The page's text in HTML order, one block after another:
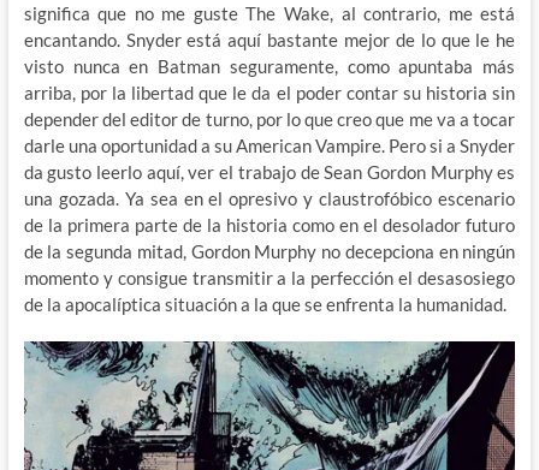
significa que no me guste The Wake, al contrario, me está
encantando. Snyder está aquí bastante mejor de lo que le he
visto nunca en Batman seguramente, como apuntaba más
arriba, por la libertad que le da el poder contar su historia sin
depender del editor de turno, por lo que creo que me va a tocar
darle una oportunidad a su American Vampire. Pero si a Snyder
da gusto leerlo aquí, ver el trabajo de Sean Gordon Murphy es
una gozada. Ya sea en el opresivo y claustrofóbico escenario
de la primera parte de la historia como en el desolador futuro
de la segunda mitad, Gordon Murphy no decepciona en ningún
momento y consigue transmitir a la perfección el desasosiego
de la apocalíptica situación a la que se enfrenta la humanidad.